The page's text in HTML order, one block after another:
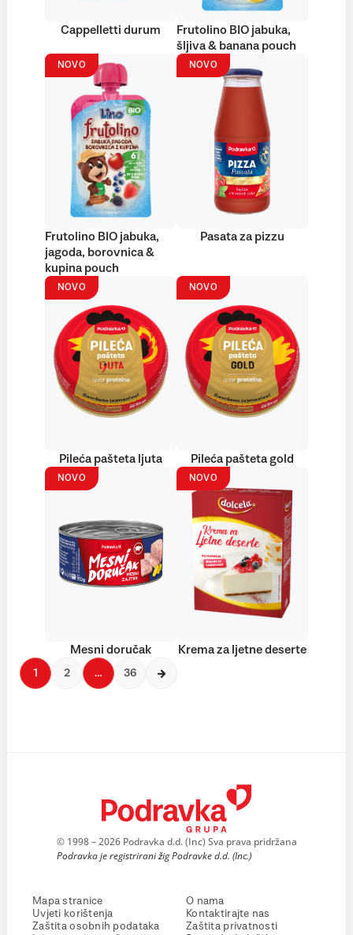
Cappelletti durum
Frutolino BIO jabuka,
šljiva & banana pouch
NOVO
Frutolino BIO jabuka,
jagoda, borovnica &
kupina pouch
NOVO
Pasata za pizzu
NOVO
Pileća pašteta ljuta
NOVO
Pileća pašteta gold
NOVO
Mesni doručak
NOVO
Krema za ljetne deserte
1 2 … 36
© 1998 – 2026 Podravka d.d. (Inc) Sva prava pridržana
Podravka je registrirani žig Podravke d.d. (Inc.)
Mapa stranice
Uvjeti korištenja
Zaštita osobnih podataka
O nama
Kontaktirajte nas
Zaštita privatnosti